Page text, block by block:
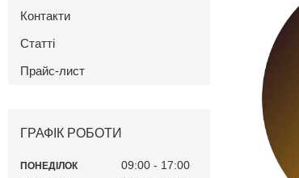
Контакти
Статті
Прайс-лист
ГРАФІК РОБОТИ
ПОНЕДІЛОК 09:00 17:00